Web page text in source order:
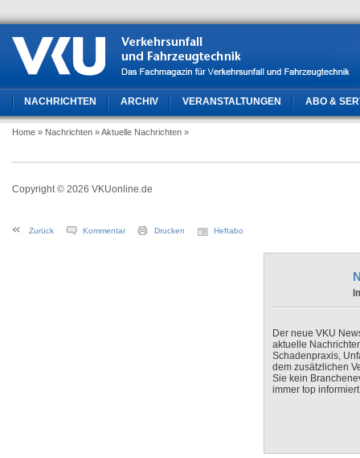
NACHRICHTEN ARCHIV VERANSTALTUNGEN ABO &
Home » Nachrichten » Aktuelle Nachrichten »
Copyright © 2026 VKUonline.de
Zurück Kommentar Drucken Heftabo
Der neue VKU
aktuelle
Schadenpraxis,
dem zusätzlichen
Sie kein
immer top